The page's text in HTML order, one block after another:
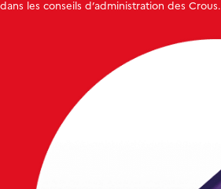
dans les conseils d’administration des Crous.